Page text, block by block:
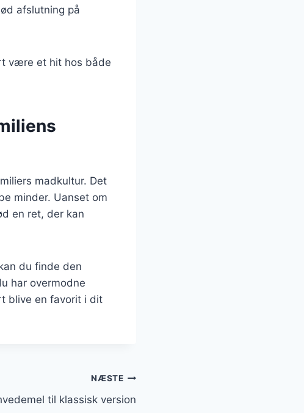
afslutning på
være et hit hos både
madkultur. Det
minder. Uanset om
en ret, der kan
du finde den
har overmodne
blive en favorit i dit
NÆSTE
til klassisk version